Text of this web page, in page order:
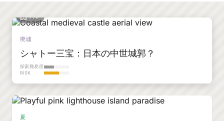
廃墟
シャトー三宝：日本の中世城郭？
探索難易度
RISK
夏